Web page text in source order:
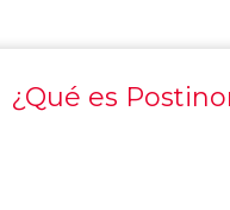
¿Qué es